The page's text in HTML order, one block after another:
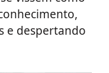
e despertando